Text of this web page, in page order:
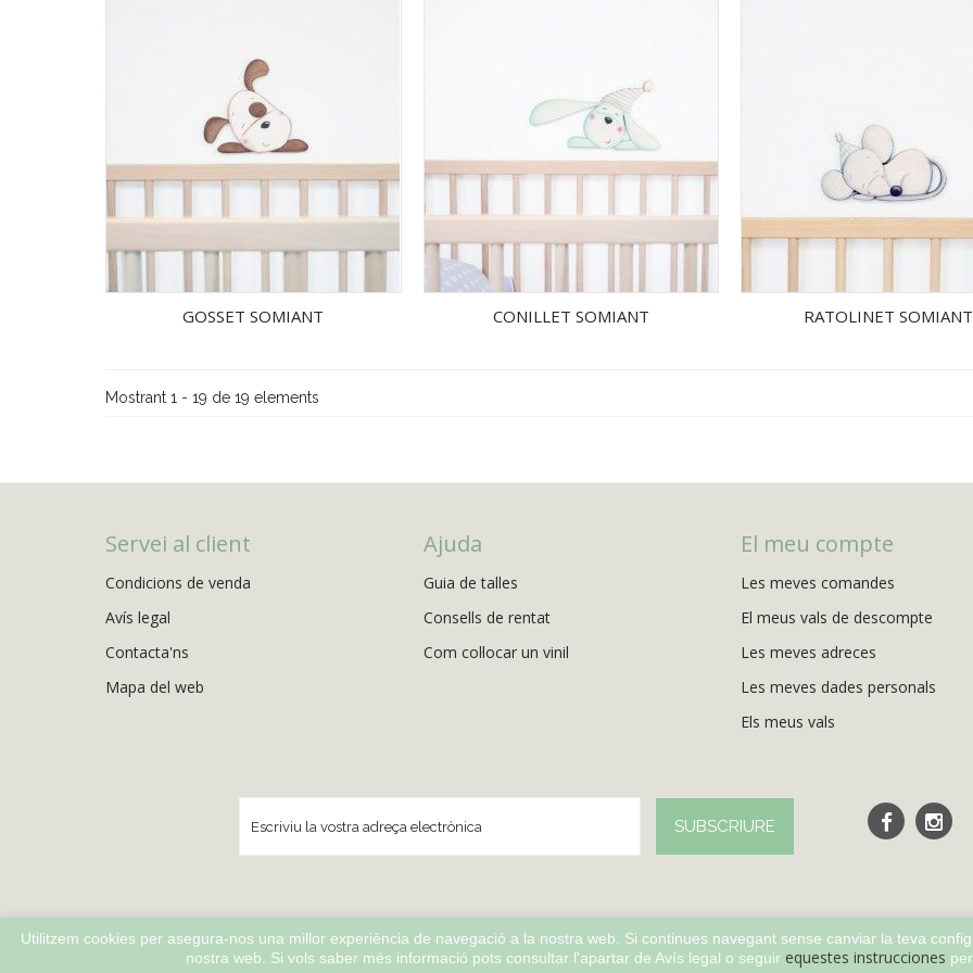
GOSSET SOMIANT CONILLET SOMIANT RATOLINET SOMIANT
Mostrant 1 - 19 de 19 elements
Servei al client
Condicions de venda
Avís legal
Contacta'ns
Mapa del web
Ajuda
Guia de talles
Consells de rentat
Com col·locar un vinil
El meu compte
Les meves comandes
El meus vals de descompte
Les meves adreces
Les meves dades personals
Els meus vals
Utilitzem cookies per asegura-nos una millor experiència de navegació a la nostra web. Si continues navegant sense canviar la teva
nostra web. Si vols saber més informació pots consultar l'apartar de Avís legal o seguir equestes instrucciones
SUBSCRIURE